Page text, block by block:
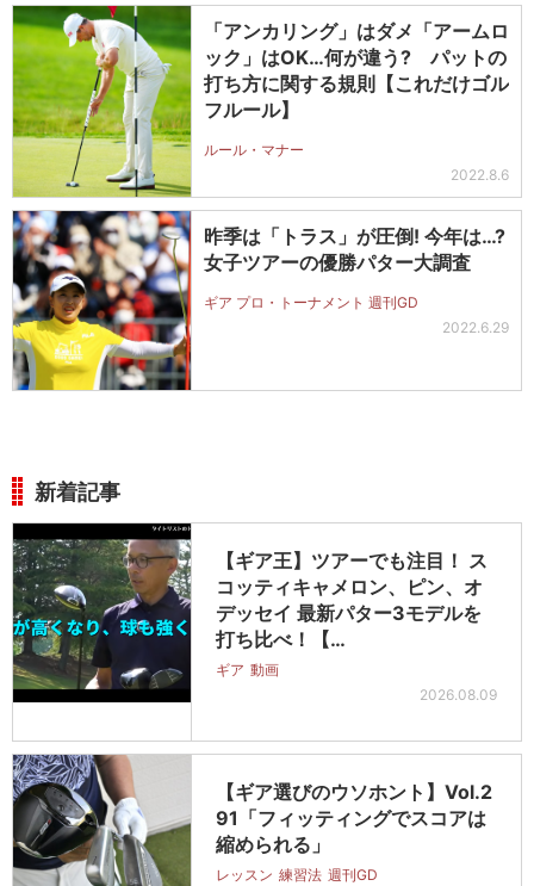
「アンカリング」はダメ「アームロ
ック」はOK…何が違う? パットの
打ち方に関する規則【これだけゴル
フルール】
ルール・マナー
2022.8.6
昨季は「トラス」が圧倒! 今年は…?
女子ツアーの優勝パター大調査
ギア プロ・トーナメント 週刊GD
2022.6.29
新着記事
【ギア王】ツアーでも注目！ ス
コッティキャメロン、ピン、オ
デッセイ 最新パター3モデルを
打ち比べ！【…
ギア 動画
2026.08.09
【ギア選びのウソホント】Vol.2
91「フィッティングでスコアは
縮められる」
レッスン 練習法 週刊GD